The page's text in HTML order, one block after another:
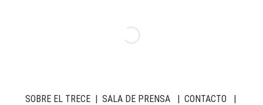
SOBRE EL TRECE| SALA DE PRENSA| CONTACTO |